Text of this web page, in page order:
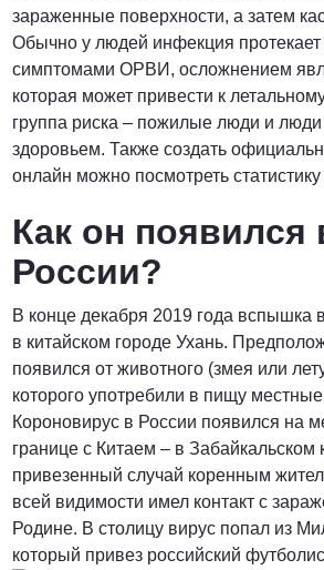
от 1500 Руб.
ПОЗВОНИТЬ
от 5000 руб.
ПОЗВОНИТЬ
Договорная
ПОЗВОНИТЬ
зараженные поверхности, а затем
Обычно у людей инфекция
симптомами ОРВИ, осложнением
которая может привести к
группа риска – пожилые люди и
здоровьем. Также создать
онлайн можно посмотреть
Как он появился
России?
В конце декабря 2019 года вспышка
в китайском городе Ухань.
появился от животного (змея или
которого употребили в пищу
Короновирус в России появился на
границе с Китаем – в Забайкальском
привезенный случай коренным
всей видимости имел контакт с
Родине. В столицу вирус попал из
который привез российский